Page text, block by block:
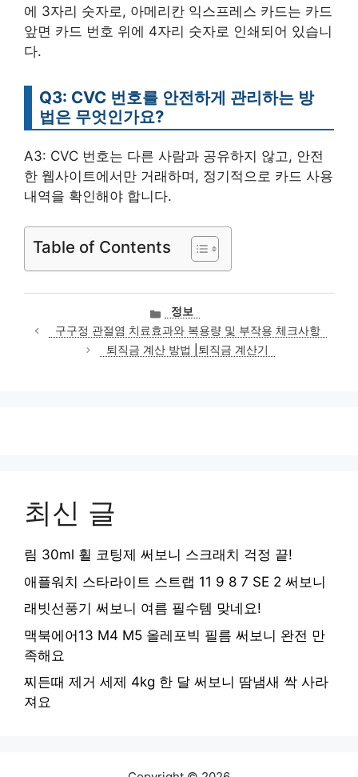
에 3자리 숫자로, 아메리칸 익스프레스 카드는 카드
앞면 카드 번호 위에 4자리 숫자로 인쇄되어 있습니
다.
Q3: CVC 번호를 안전하게 관리하는 방
법은 무엇인가요?
A3: CVC 번호는 다른 사람과 공유하지 않고, 안전
한 웹사이트에서만 거래하며, 정기적으로 카드 사용
내역을 확인해야 합니다.
Table of Contents
카
테
고
리
정보
구구정 관절염 치료효과와 복용량 및 부작용 체크사항
퇴직금 계산 방법 |퇴직금 계산기
최신 글
림 30ml 휠 코팅제 써보니 스크래치 걱정 끝!
애플워치 스타라이트 스트랩 11 9 8 7 SE 2 써보니
래빗선풍기 써보니 여름 필수템 맞네요!
맥북에어13 M4 M5 올레포빅 필름 써보니 완전 만
족해요
찌든때 제거 세제 4kg 한 달 써보니 땀냄새 싹 사라
져요